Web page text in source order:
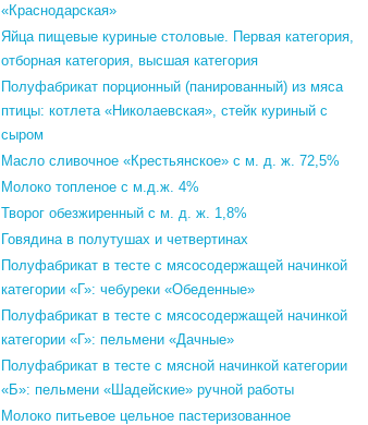
«Краснодарская»
Яйца пищевые куриные столовые. Первая категория,
отборная категория, высшая категория
Полуфабрикат порционный (панированный) из мяса
птицы: котлета «Николаевская», стейк куриный с
сыром
Масло сливочное «Крестьянское» с м. д. ж. 72,5%
Молоко топленое с м.д.ж. 4%
Творог обезжиренный с м. д. ж. 1,8%
Говядина в полутушах и четвертинах
Полуфабрикат в тесте с мясосодержащей начинкой
категории «Г»: чебуреки «Обеденные»
Полуфабрикат в тесте с мясосодержащей начинкой
категории «Г»: пельмени «Дачные»
Полуфабрикат в тесте с мясной начинкой категории
«Б»: пельмени «Шадейские» ручной работы
Молоко питьевое цельное пастеризованное